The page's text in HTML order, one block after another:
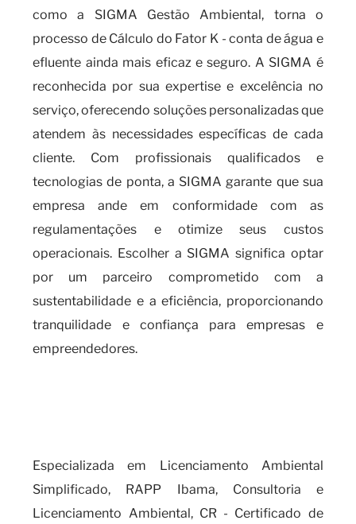
como a SIGMA Gestão Ambiental, torna o
processo de Cálculo do Fator K - conta de água e
efluente ainda mais eficaz e seguro. A SIGMA é
reconhecida por sua expertise e excelência no
serviço, oferecendo soluções personalizadas que
atendem às necessidades específicas de cada
cliente. Com profissionais qualificados e
tecnologias de ponta, a SIGMA garante que sua
empresa ande em conformidade com as
regulamentações e otimize seus custos
operacionais. Escolher a SIGMA significa optar
por um parceiro comprometido com a
sustentabilidade e a eficiência, proporcionando
tranquilidade e confiança para empresas e
empreendedores.
Especializada em Licenciamento Ambiental
Simplificado, RAPP Ibama, Consultoria e
Licenciamento Ambiental, CR - Certificado de